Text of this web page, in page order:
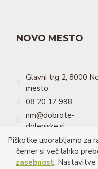
NOVO MESTO
Glavni trg 2, 8000
mesto
08 20 17 998
nm@dobrote-
dolenjske.si
Pon-Pet: 8.00-20.00
Sob: 8.00-17.00
Ned: zaprto
Piškotke uporabljamo za
čemer si več lahko
zasebnost. Nastavitve